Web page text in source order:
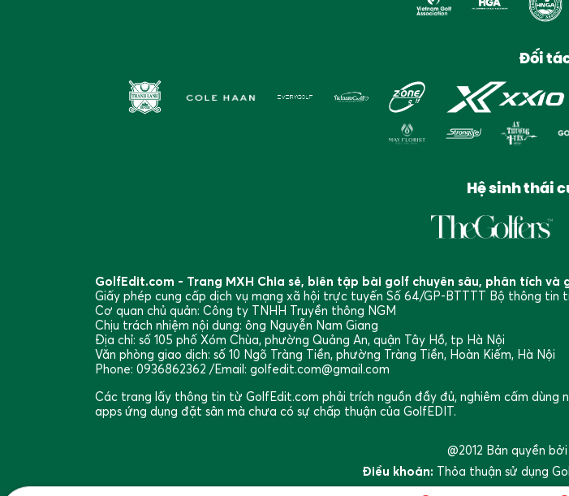
Đối
Hệ sinh thái
GolfEdit.com - Trang MXH Chia sẻ, biên tập bài golf chuyên sâu, phân tích và
Giấy phép cung cấp dịch vụ mạng xã hội trực tuyến Số 64/GP-BTTTT Bộ thông tin
Cơ quan chủ quản: Công ty TNHH Truyền thông NGM
Chịu trách nhiệm nội dung: ông Nguyễn Nam Giang
Địa chỉ: số 105 phố Xóm Chùa, phường Quảng An, quận Tây Hồ, tp Hà Nội
Văn phòng giao dịch: số 10 Ngõ Tràng Tiền, phường Tràng Tiền, Hoàn Kiếm, Hà Nội
Phone: 0936862362 /Email: golfedit.com@gmail.com
Các trang lấy thông tin từ GolfEdit.com phải trích nguồn đầy đủ, nghiêm cấm
apps ứng dụng đặt sân mà chưa có sự chấp thuận của GolfEDIT.
@2012 Bản quyền
Điều khoản: Thỏa thuận sử dụng